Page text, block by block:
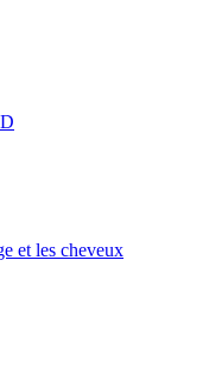
et les cheveux